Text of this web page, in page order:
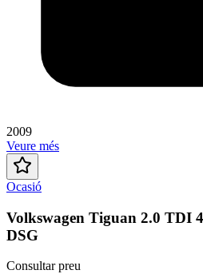
2009
Veure més
Ocasió
Volkswagen Tiguan 2.0 TDI
DSG
Consultar preu